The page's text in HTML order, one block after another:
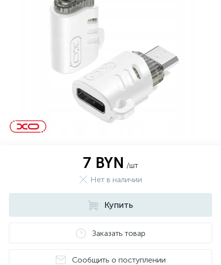
7 BYN /шт
Нет в наличии
Купить
Заказать товар
Сообщить о поступлении